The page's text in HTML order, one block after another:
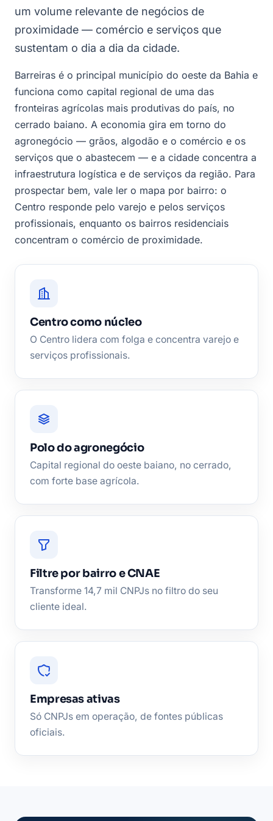
um volume relevante de negócios de
proximidade — comércio e serviços que
sustentam o dia a dia da cidade.
Barreiras é o principal município do oeste da Bahia e
funciona como capital regional de uma das
fronteiras agrícolas mais produtivas do país, no
cerrado baiano. A economia gira em torno do
agronegócio — grãos, algodão e o comércio e os
serviços que o abastecem — e a cidade concentra a
infraestrutura logística e de serviços da região. Para
prospectar bem, vale ler o mapa por bairro: o
Centro responde pelo varejo e pelos serviços
profissionais, enquanto os bairros residenciais
concentram o comércio de proximidade.
Centro como núcleo
O Centro lidera com folga e concentra varejo e
serviços profissionais.
Polo do agronegócio
Capital regional do oeste baiano, no cerrado,
com forte base agrícola.
Filtre por bairro e CNAE
Transforme 14,7 mil CNPJs no filtro do seu
cliente ideal.
Empresas ativas
Só CNPJs em operação, de fontes públicas
oficiais.